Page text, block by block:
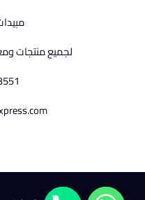
لجميع منتجات